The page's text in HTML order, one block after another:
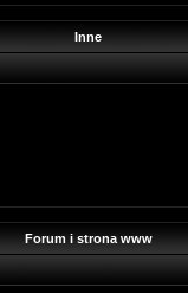
Inne
Forum i strona www